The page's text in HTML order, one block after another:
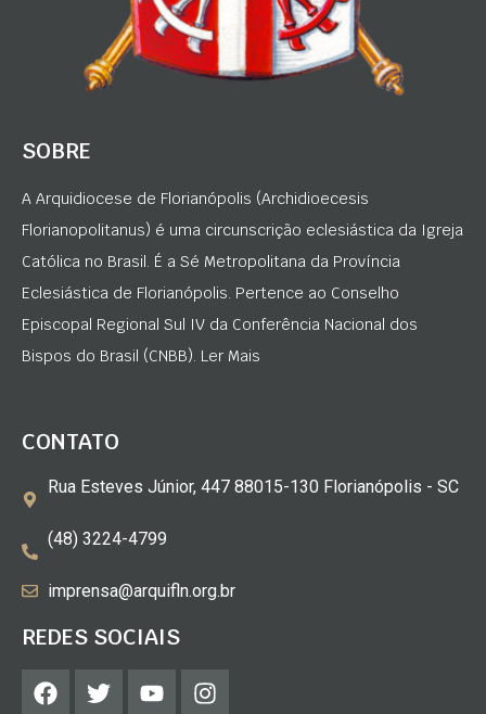
SOBRE
A Arquidiocese de Florianópolis (Archidioecesis
Florianopolitanus) é uma circunscrição eclesiástica da Igreja
Católica no Brasil. É a Sé Metropolitana da Província
Eclesiástica de Florianópolis. Pertence ao Conselho
Episcopal Regional Sul IV da Conferência Nacional dos
Bispos do Brasil (CNBB). Ler Mais
CONTATO
Rua Esteves Júnior, 447 88015-130 Florianópolis - SC
(48) 3224-4799
imprensa@arquifln.org.br
REDES SOCIAIS